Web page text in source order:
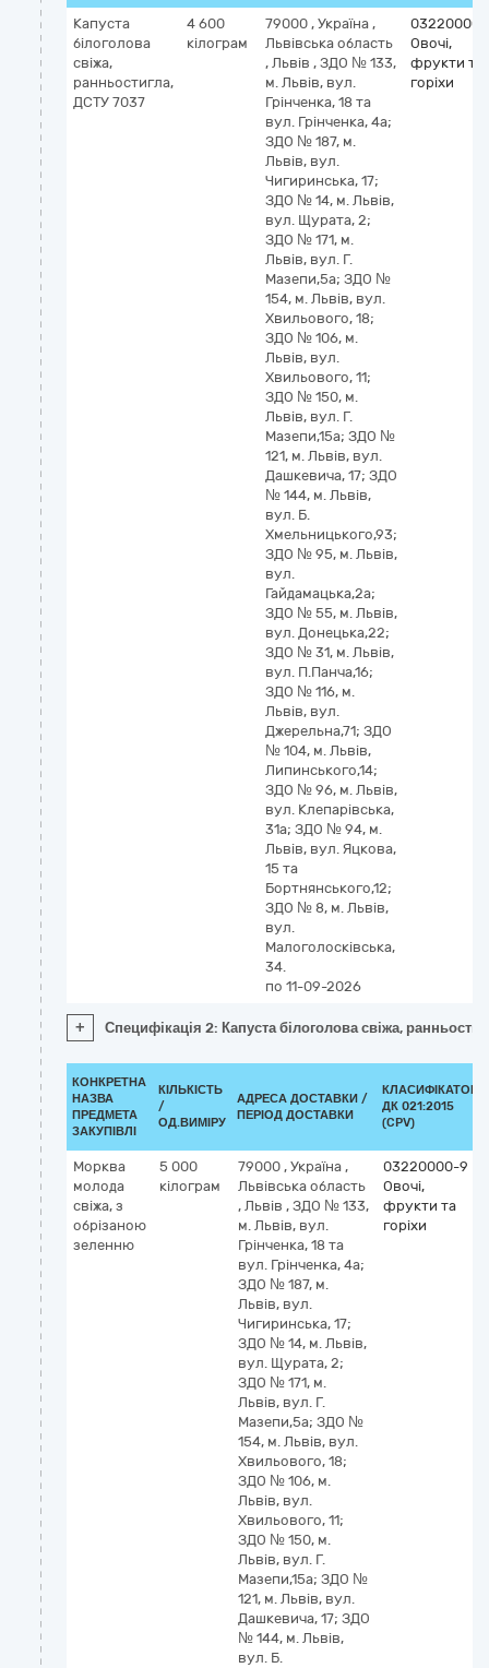
Капуста
білоголова
свіжа,
ранньостигла,
ДСТУ 7037
4 600
кілограм
79000 , Україна ,
Львівська область
, Львів , ЗДО № 133,
м. Львів, вул.
Грінченка, 18 та
вул. Грінченка, 4а;
ЗДО № 187, м.
Львів, вул.
Чигиринська, 17;
ЗДО № 14, м. Львів,
вул. Щурата, 2;
ЗДО № 171, м.
Львів, вул. Г.
Мазепи,5а; ЗДО №
154, м. Львів, вул.
Хвильового, 18;
ЗДО № 106, м.
Львів, вул.
Хвильового, 11;
ЗДО № 150, м.
Львів, вул. Г.
Мазепи,15а; ЗДО №
121, м. Львів, вул.
Дашкевича, 17; ЗДО
№ 144, м. Львів,
вул. Б.
Хмельницького,93;
ЗДО № 95, м. Львів,
вул.
Гайдамацька,2а;
ЗДО № 55, м. Львів,
вул. Донецька,22;
ЗДО № 31, м. Львів,
вул. П.Панча,16;
ЗДО № 116, м.
Львів, вул.
Джерельна,71; ЗДО
№ 104, м. Львів,
Липинського,14;
ЗДО № 96, м. Львів,
вул. Клепарівська,
31а; ЗДО № 94, м.
Львів, вул. Яцкова,
15 та
Бортнянського,12;
ЗДО № 8, м. Львів,
вул.
Малоголосківська,
34.
по 11-09-2026
Овочі,
фрукти та
горіхи
+ Специфікація 2: Капуста білоголова свіжа,
КОНКРЕТНА
НАЗВА
ПРЕДМЕТА
ЗАКУПІВЛІ
КІЛЬКІСТЬ
/
ОД.ВИМІРУ
АДРЕСА ДОСТАВКИ /
ПЕРІОД ДОСТАВКИ
КЛАСИФІКАТОР
ДК 021:2015
(CPV)
Морква
молода
свіжа, з
обрізаною
зеленню
5 000
кілограм
79000 , Україна ,
Львівська область
, Львів , ЗДО № 133,
м. Львів, вул.
Грінченка, 18 та
вул. Грінченка, 4а;
ЗДО № 187, м.
Львів, вул.
Чигиринська, 17;
ЗДО № 14, м. Львів,
вул. Щурата, 2;
ЗДО № 171, м.
Львів, вул. Г.
Мазепи,5а; ЗДО №
154, м. Львів, вул.
Хвильового, 18;
ЗДО № 106, м.
Львів, вул.
Хвильового, 11;
ЗДО № 150, м.
Львів, вул. Г.
Мазепи,15а; ЗДО №
121, м. Львів, вул.
Дашкевича, 17; ЗДО
№ 144, м. Львів,
вул. Б.
03220000-9
Овочі,
фрукти та
горіхи